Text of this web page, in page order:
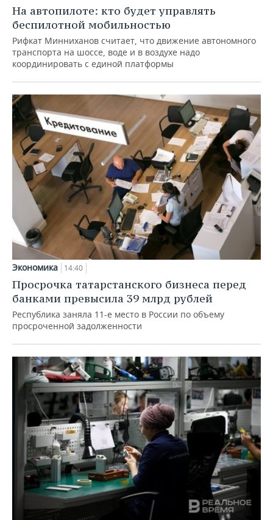
На автопилоте: кто будет управлять
беспилотной мобильностью
Рифкат Минниханов считает, что движение автономного
транспорта на шоссе, воде и в воздухе надо
координировать с единой платформы
Экономика 14:40
Просрочка татарстанского бизнеса перед
банками превысила 39 млрд рублей
Республика заняла 11-е место в России по объему
просроченной задолженности